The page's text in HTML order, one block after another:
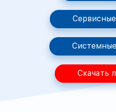
Скачать